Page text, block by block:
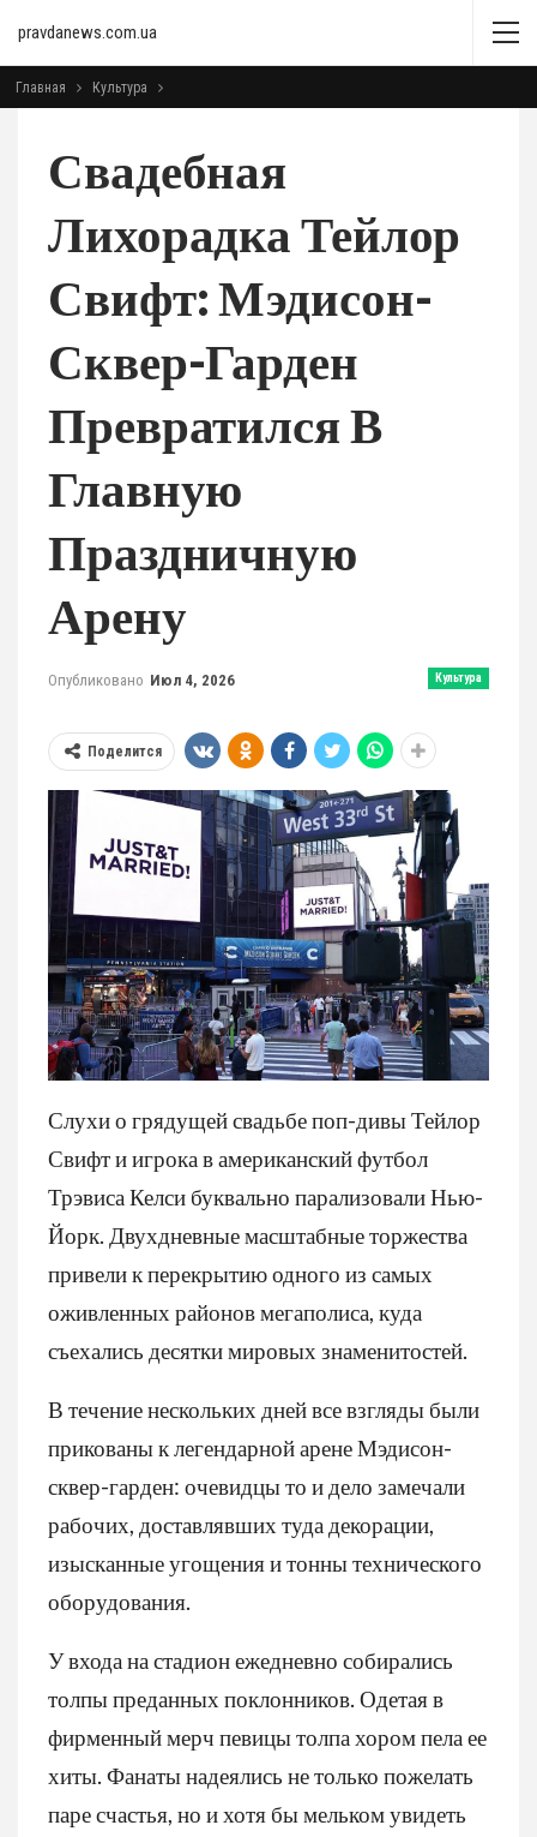
pravdanews.com.ua
Главная Культура
Свадебная
Лихорадка Тейлор
Свифт: Мэдисон-
Сквер-Гарден
Превратился В
Главную
Праздничную
Арену
Культура
Опубликовано Июл 4, 2026
Поделится
Слухи о грядущей свадьбе поп-дивы Тейлор
Свифт и игрока в американский футбол
Трэвиса Келси буквально парализовали Нью-
Йорк. Двухдневные масштабные торжества
привели к перекрытию одного из самых
оживленных районов мегаполиса, куда
съехались десятки мировых знаменитостей.
В течение нескольких дней все взгляды были
прикованы к легендарной арене Мэдисон-
сквер-гарден: очевидцы то и дело замечали
рабочих, доставлявших туда декорации,
изысканные угощения и тонны технического
оборудования.
У входа на стадион ежедневно собирались
толпы преданных поклонников. Одетая в
фирменный мерч певицы толпа хором пела ее
хиты. Фанаты надеялись не только пожелать
паре счастья, но и хотя бы мельком увидеть